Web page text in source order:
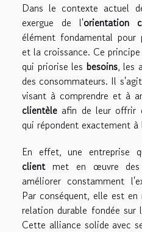
Dans le contexte actuel
exergue de l'orientation
élément fondamental pour
et la croissance. Ce
qui priorise les besoins, les
des consommateurs. Il
visant à comprendre et à
clientèle afin de leur offrir
qui répondent exactement
En effet, une entreprise
clientmet en œuvre des
améliorer constamment
Par conséquent, elle est en
relation durable fondée
Cette alliance solide avec